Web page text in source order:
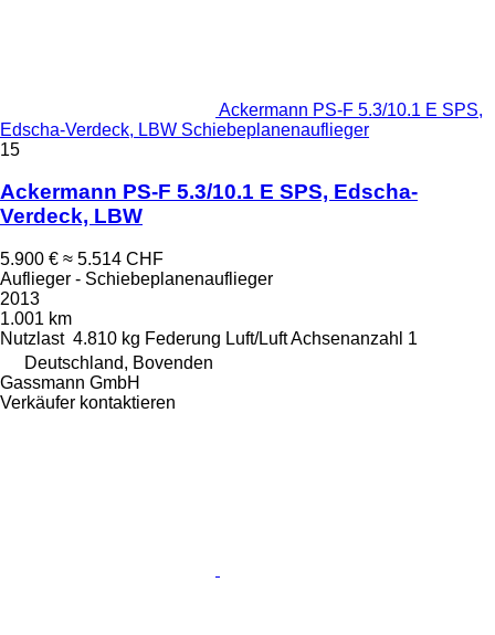
Ackermann PS-F 5.3/10.1 E SPS,
Edscha-Verdeck, LBW Schiebeplanenauflieger
15
Ackermann PS-F 5.3/10.1 E SPS, Edscha-
Verdeck, LBW
5.900 € ≈ 5.514 CHF
Auflieger - Schiebeplanenauflieger
2013
1.001 km
Nutzlast 4.810 kg Federung Luft/LuftAchsenanzahl 1
Deutschland, Bovenden
Gassmann GmbH
Verkäufer kontaktieren